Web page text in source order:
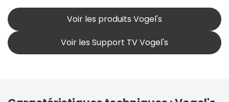
Voir les produits Vogel's
Voir les Support TV Vogel's